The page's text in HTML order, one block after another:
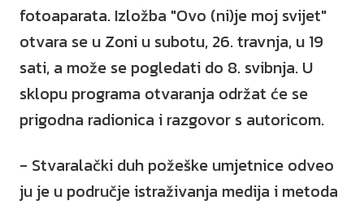
fotoaparata. Izložba "Ovo (ni)je moj svijet"
otvara se u Zoni u subotu, 26. travnja, u 19
sati, a može se pogledati do 8. svibnja. U
sklopu programa otvaranja održat će se
prigodna radionica i razgovor s autoricom.
- Stvaralački duh požeške umjetnice odveo
ju je u područje istraživanja medija i metoda